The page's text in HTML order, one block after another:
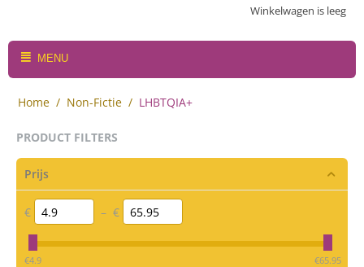
Winkelwagen is leeg
MENU
Home / Non-Fictie / LHBTQIA+
PRODUCT FILTERS
Prijs
€ – €
‎€4.9 ‎€65.95